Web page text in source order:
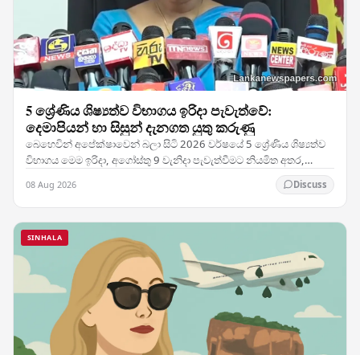
5 ශ්‍රේණිය ශිෂ්‍යත්ව විභාගය ඉරිදා පැවැත්වේ:
දෙමාපියන් හා සිසුන් දැනගත යුතු කරුණු
බෙහෙවින් අපේක්ෂාවෙන් බලා සිටි 2026 වර්ෂයේ 5 ශ්‍රේණිය ශිෂ්‍යත්ව
විභාගය මෙම ඉරිදා, අගෝස්තු 9 වැනිදා පැවැත්වීමට නියමිත අතර,
08 Aug 2026 Discuss
SINHALA